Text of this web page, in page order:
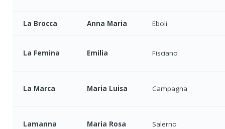
La Brocca Anna Maria Eboli
La Femina Emilia Fisciano
La Marca Maria Luisa Campagna
Lamanna Maria Rosa Salerno